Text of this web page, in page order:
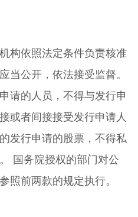
构依照法定条件负责核准
当公开，依法接受监督。
请的人员，不得与发行申
或者间接接受发行申请人
发行申请的股票，不得私
国务院授权的部门对公
照前两款的规定执行。